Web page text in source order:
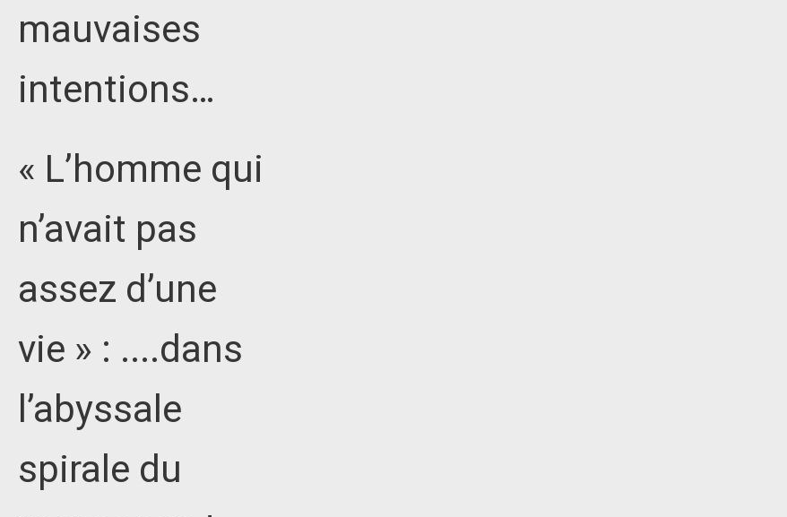
mauvaises
intentions…
« L’homme qui
n’avait pas
assez d’une
vie » : ....dans
l’abyssale
spirale du